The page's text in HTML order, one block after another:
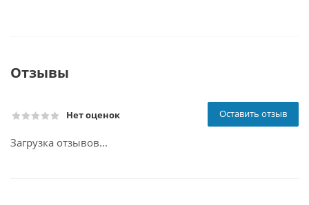
Отзывы
Нет оценок Оставить отзыв
Загрузка отзывов...